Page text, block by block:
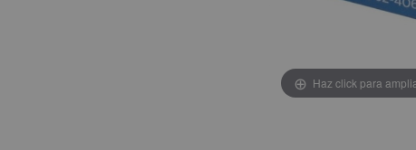
Haz click para